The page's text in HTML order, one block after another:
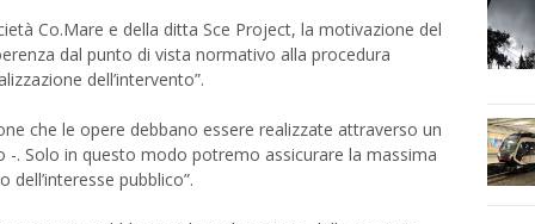
Co.Mare e della ditta Sce Project, la motivazione del
dal punto di vista normativo alla procedura
dell’intervento”.
che le opere debbano essere realizzate attraverso un
. Solo in questo modo potremo assicurare la massima
pubblico”.